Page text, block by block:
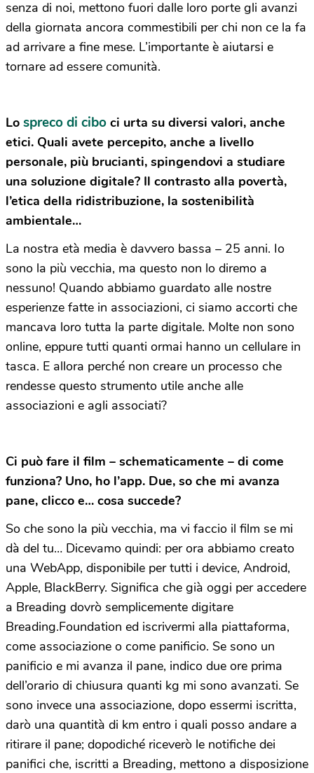
senza di noi, mettono fuori dalle loro porte gli avanzi
della giornata ancora commestibili per chi non ce la fa
ad arrivare a fine mese. L’importante è aiutarsi e
tornare ad essere comunità.
Lo spreco di cibo ci urta su diversi valori, anche
etici. Quali avete percepito, anche a livello
personale, più brucianti, spingendovi a studiare
una soluzione digitale? Il contrasto alla povertà,
l’etica della ridistribuzione, la sostenibilità
ambientale…
La nostra età media è davvero bassa – 25 anni. Io
sono la più vecchia, ma questo non lo diremo a
nessuno! Quando abbiamo guardato alle nostre
esperienze fatte in associazioni, ci siamo accorti che
mancava loro tutta la parte digitale. Molte non sono
online, eppure tutti quanti ormai hanno un cellulare in
tasca. E allora perché non creare un processo che
rendesse questo strumento utile anche alle
associazioni e agli associati?
Ci può fare il film – schematicamente – di come
funziona? Uno, ho l’app. Due, so che mi avanza
pane, clicco e… cosa succede?
So che sono la più vecchia, ma vi faccio il film se mi
dà del tu… Dicevamo quindi: per ora abbiamo creato
una WebApp, disponibile per tutti i device, Android,
Apple, BlackBerry. Significa che già oggi per accedere
a Breading dovrò semplicemente digitare
Breading.Foundation ed iscrivermi alla piattaforma,
come associazione o come panificio. Se sono un
panificio e mi avanza il pane, indico due ore prima
dell’orario di chiusura quanti kg mi sono avanzati. Se
sono invece una associazione, dopo essermi iscritta,
darò una quantità di km entro i quali posso andare a
ritirare il pane; dopodiché riceverò le notifiche dei
panifici che, iscritti a Breading, mettono a disposizione